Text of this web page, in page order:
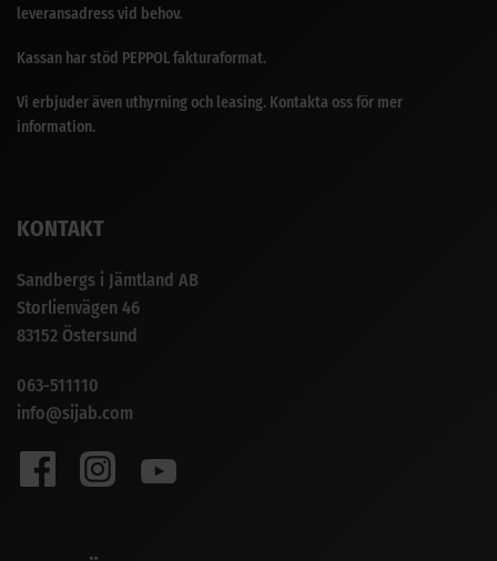
leveransadress vid behov.
Kassan har stöd PEPPOL fakturaformat.
Vi erbjuder även uthyrning och leasing. Kontakta oss för mer
information.
KONTAKT
Sandbergs i Jämtland AB
Storlienvägen 46
83152 Östersund
063-511110
info@sijab.com